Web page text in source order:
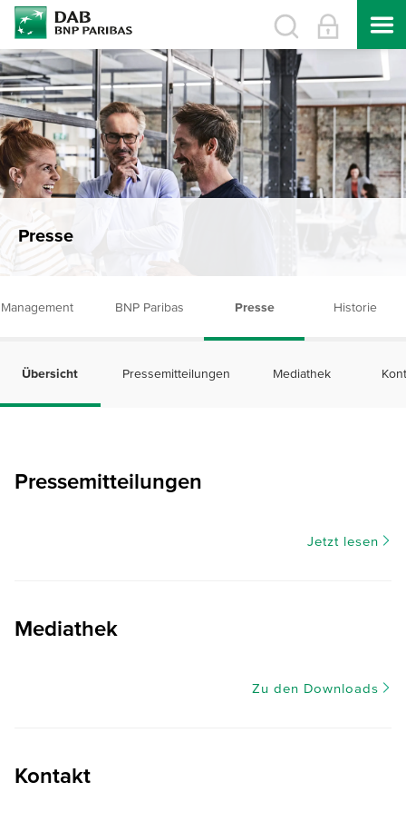
Presse
Management BNP Paribas Presse Historie
Übersicht Pressemitteilungen Mediathek
Pressemitteilungen
Jetzt lesen
Mediathek
Zu den Downloads
Kontakt